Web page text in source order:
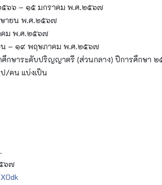
๕๖๖ – ๑๕ มกราคม พ.ศ.๒๕๖๗
ษายน พ.ศ.๒๕๖๗
คม พ.ศ.๒๕๖๗
น – ๑๙ พฤษภาคม พ.ศ.๒๕๖๗
กษาระดับปริญญาตรี (ส่วนกลาง) ปีการศึกษา ๒
/คน แบ่งเป็น
๖๗